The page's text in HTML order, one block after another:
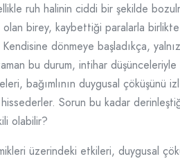
ruh halinin ciddi bir şekilde
olan birey, kaybettiği paralarla
Kendisine dönmeye başladıkça,
bu durum, intihar
bağımlının duygusal çöküşünü
Sorun bu kadar
olabilir?
üzerindeki etkileri, duygusal